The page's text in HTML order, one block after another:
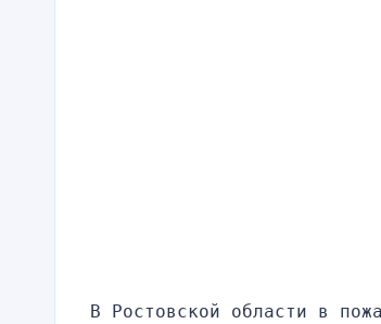
В Ростовской области в